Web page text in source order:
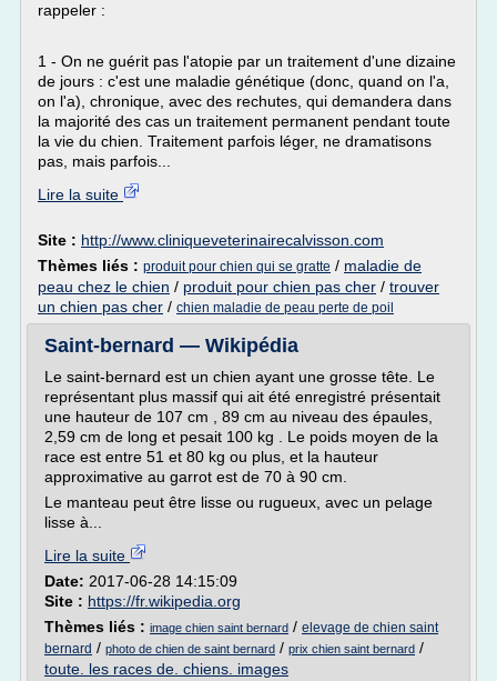
rappeler :
1 - On ne guérit pas l'atopie par un traitement d'une dizaine
de jours : c'est une maladie génétique (donc, quand on l'a,
on l'a), chronique, avec des rechutes, qui demandera dans
la majorité des cas un traitement permanent pendant toute
la vie du chien. Traitement parfois léger, ne dramatisons
pas, mais parfois...
Lire la suite
Site : http://www.cliniqueveterinairecalvisson.com
Thèmes liés : produit pour chien qui se gratte / maladie de
peau chez le chien / produit pour chien pas cher / trouver
un chien pas cher / chien maladie de peau perte de poil
Saint-bernard — Wikipédia
Le saint-bernard est un chien ayant une grosse tête. Le
représentant plus massif qui ait été enregistré présentait
une hauteur de 107 cm , 89 cm au niveau des épaules,
2,59 cm de long et pesait 100 kg . Le poids moyen de la
race est entre 51 et 80 kg ou plus, et la hauteur
approximative au garrot est de 70 à 90 cm.
Le manteau peut être lisse ou rugueux, avec un pelage
lisse à...
Lire la suite
Date: 2017-06-28 14:15:09
Site : https://fr.wikipedia.org
Thèmes liés : image chien saint bernard / elevage de chien saint
bernard / photo de chien de saint bernard / prix chien saint bernard /
toute. les races de. chiens. images